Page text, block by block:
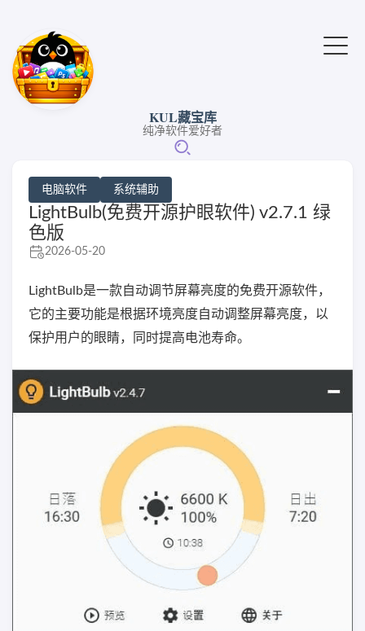
KUL藏宝库
纯净软件爱好者
电脑软件 系统辅助
LightBulb(免费开源护眼软件) v2.7.1 绿
色版
2026-05-20
LightBulb是一款自动调节屏幕亮度的免费开源软件，
它的主要功能是根据环境亮度自动调整屏幕亮度，以
保护用户的眼睛，同时提高电池寿命。